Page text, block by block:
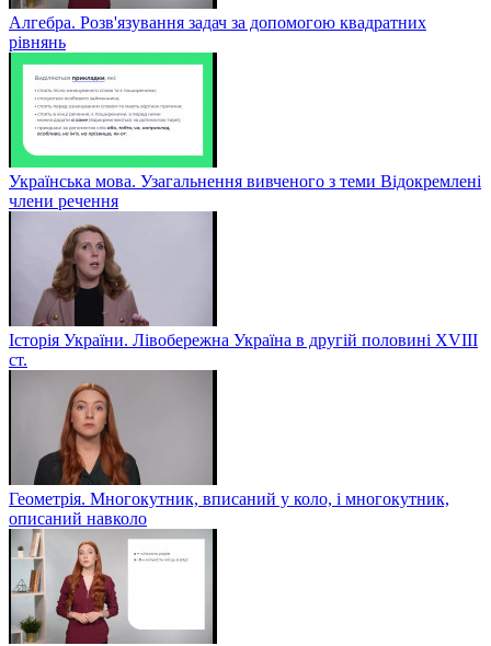
Алгебра. Розв'язування задач за допомогою квадратних
рівнянь
Українська мова. Узагальнення вивченого з теми Відокремлені
члени речення
Історія України. Лівобережна Україна в другій половині ХVIIІ
ст.
Геометрія. Многокутник, вписаний у коло, і многокутник,
описаний навколо